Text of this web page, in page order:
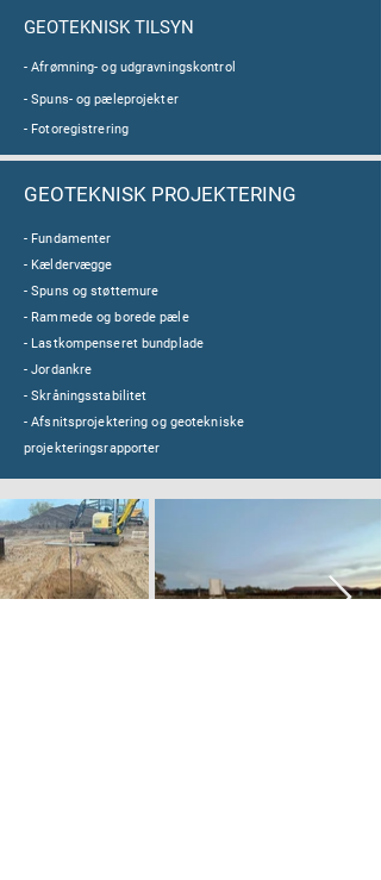
GEOTEKNISK TILSYN
- Afrømning- og udgravningskontrol
- Spuns- og pæleprojekter
- Fotoregistrering
GEOTEKNISK PROJEKTERING
- Fundamenter
- Kældervægge
- Spuns og støttemure
- Rammede og borede pæle
- Lastkompenseret bundplade
- Jordankre
- Skråningsstabilitet
- Afsnitsprojektering og geotekniske
projekteringsrapporter